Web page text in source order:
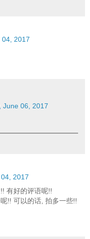
04, 2017
June 06, 2017
2017
有好的评语呢!!
!! 可以的话, 拍多一些!!